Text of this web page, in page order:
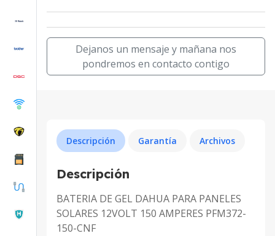
Dejanos un mensaje y mañana nos
pondremos en contacto contigo
Descripción Garantía Archivos
Descripción
BATERIA DE GEL DAHUA PARA PANELES
SOLARES 12VOLT 150 AMPERES PFM372-
150-CNF